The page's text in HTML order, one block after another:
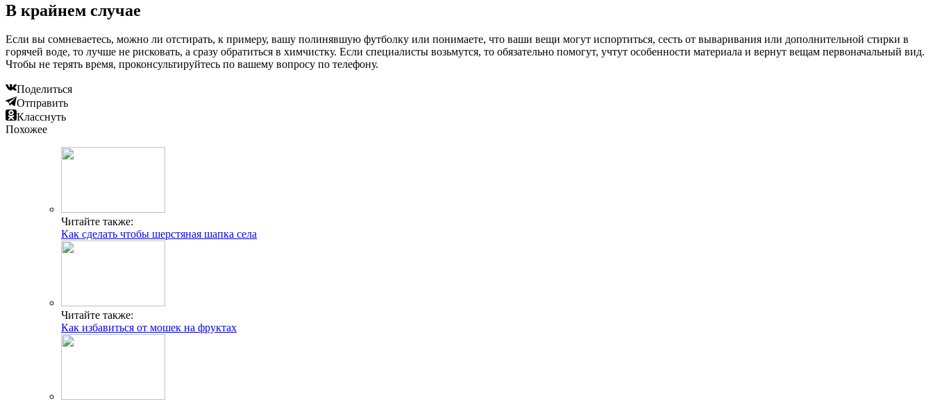
В крайнем случае
Если вы сомневаетесь, можно ли отстирать, к примеру, вашу полинявшую футболку или понимаете, что ваши вещи могут испортиться, сесть от вываривания или дополнительной стирки в
горячей воде, то лучше не рисковать, а сразу обратиться в химчистку. Если специалисты возьмутся, то обязательно помогут, учтут особенности материала и вернут вещам первоначальный вид.
Чтобы не терять время, проконсультируйтесь по вашему вопросу по телефону.
Поделиться
Отправить
Класснуть
Похожее
Читайте также:
Как сделать чтобы шерстяная шапка села
Читайте также:
Как избавиться от мошек на фруктах